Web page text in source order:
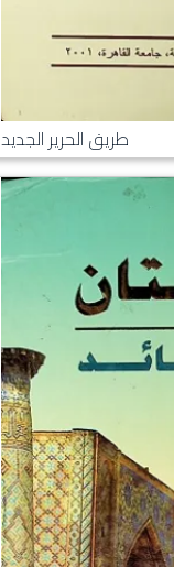
طريق الحرير الجديد